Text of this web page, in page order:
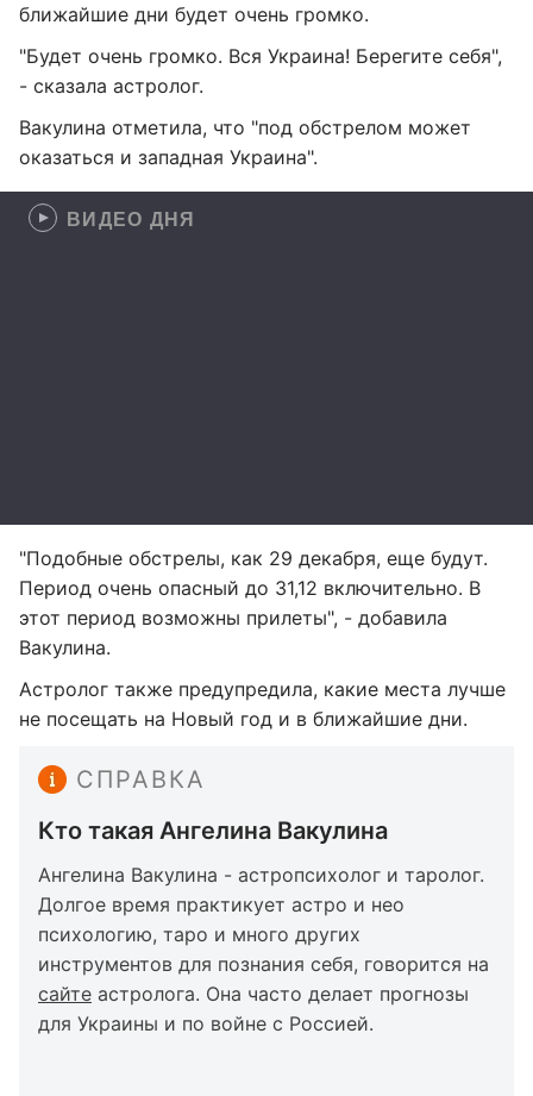
ближайшие дни будет очень громко.
"Будет очень громко. Вся Украина! Берегите себя",
- сказала астролог.
Вакулина отметила, что "под обстрелом может
оказаться и западная Украина".
ВИДЕО ДНЯ
"Подобные обстрелы, как 29 декабря, еще будут.
Период очень опасный до 31,12 включительно. В
этот период возможны прилеты", - добавила
Вакулина.
Астролог также предупредила, какие места лучше
не посещать на Новый год и в ближайшие дни.
СПРАВКА
Кто такая Ангелина Вакулина
Ангелина Вакулина - ‌астропсихолог и таролог.
Долгое время практикует астро и нео
психологию, таро и много других
инструментов для познания себя, говорится на
сайте астролога. Она часто делает прогнозы
для Украины и по войне с Россией.